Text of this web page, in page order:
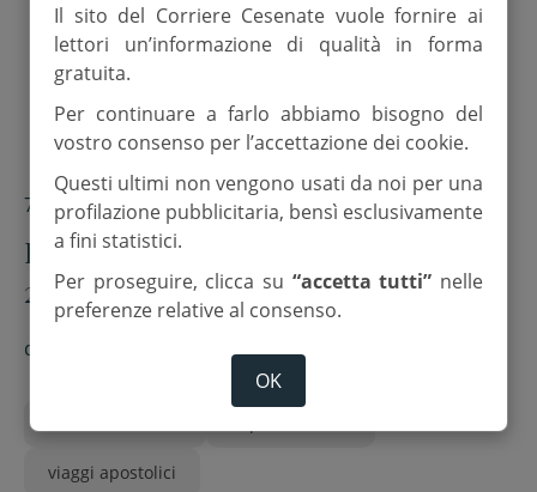
7 Ottobre 2025
Leone XIV in Turchia e in Libano dal
27 novembre al 2 dicembre
di
viaggi apostolici
Il sito del Corriere Cesenate vuole fornire ai
lettori un’informazione di qualità in forma
gratuita.
Per continuare a farlo abbiamo bisogno del
vostro consenso per l’accettazione dei cookie.
Questi ultimi non vengono usati da noi per una
profilazione pubblicitaria, bensì esclusivamente
a fini statistici.
Per proseguire, clicca su “accetta tutti” nelle
preferenze relative al consenso.
OK